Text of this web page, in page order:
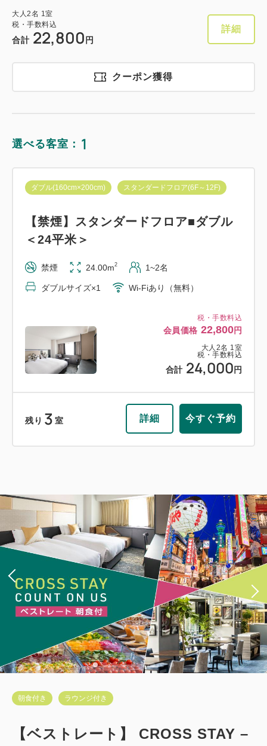
大人2名 1室
税・手数料込
合計 22,800 円
詳細
クーポン獲得
選べる客室： 1
税・手数料込
会員価格 22,800円
大人 2名 1室
税・手数料込
合計 24,000 円
ダブル(160cm×200cm) スタンダードフロア(6F～12F)
【禁煙】スタンダードフロア■ダブル
＜24平米＞
禁煙 24.00m2 1~2名
ダブルサイズ×1 Wi-Fiあり（無料）
残り 3 室 詳細 今すぐ予約
朝食付き ラウンジ付き
【ベストレート】 CROSS STAY –